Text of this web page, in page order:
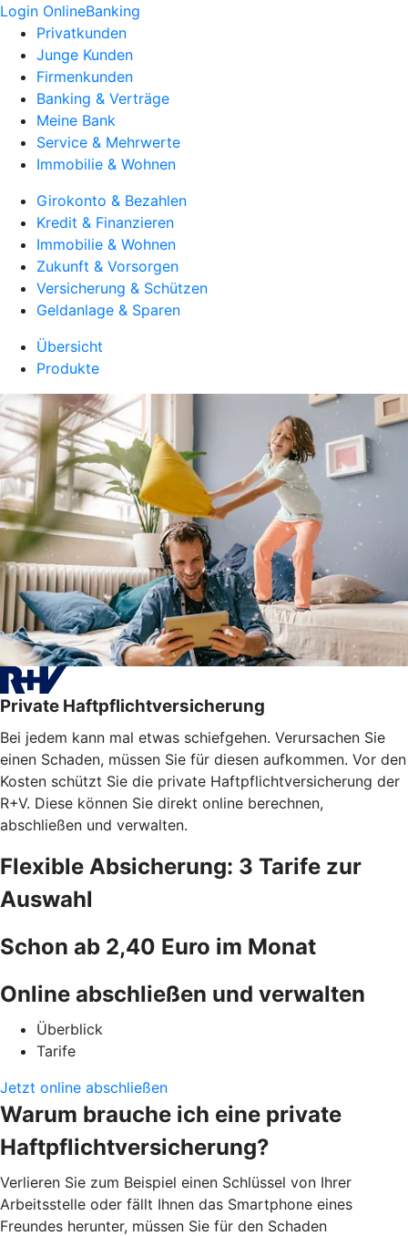
Login OnlineBanking
Privatkunden
Junge Kunden
Firmenkunden
Banking & Verträge
Meine Bank
Service & Mehrwerte
Immobilie & Wohnen
Girokonto & Bezahlen
Kredit & Finanzieren
Immobilie & Wohnen
Zukunft & Vorsorgen
Versicherung & Schützen
Geldanlage & Sparen
Übersicht
Produkte
Private Haftpflichtversicherung
Bei jedem kann mal etwas schiefgehen. Verursachen Sie
einen Schaden, müssen Sie für diesen aufkommen. Vor den
Kosten schützt Sie die private Haftpflichtversicherung der
R+V. Diese können Sie direkt online berechnen,
abschließen und verwalten.
Flexible Absicherung: 3 Tarife zur
Auswahl
Schon ab 2,40 Euro im Monat
Online abschließen und verwalten
Überblick
Tarife
Jetzt online abschließen
Warum brauche ich eine private
Haftpflichtversicherung?
Verlieren Sie zum Beispiel einen Schlüssel von Ihrer
Arbeitsstelle oder fällt Ihnen das Smartphone eines
Freundes herunter, müssen Sie für den Schaden